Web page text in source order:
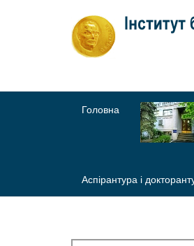
Головна
Аспірантура і